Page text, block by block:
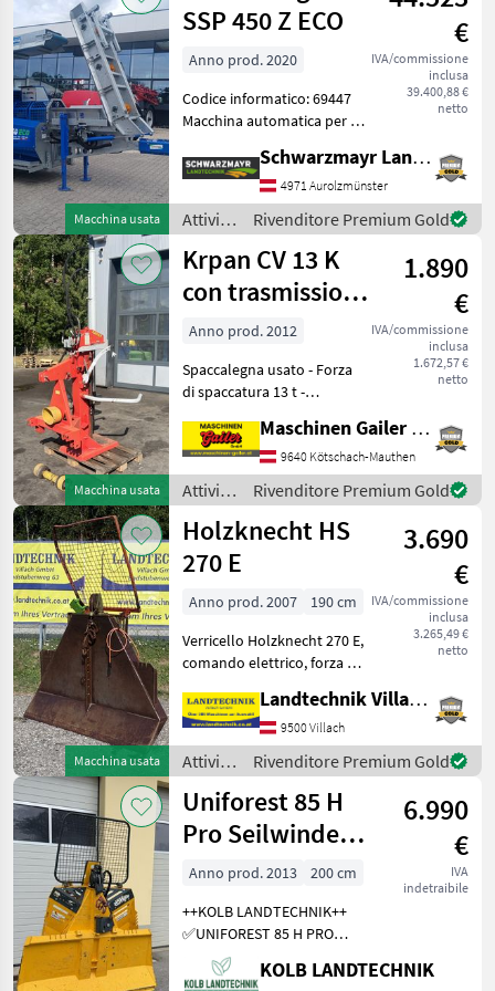
lavorazione
del
legno /
Macchina usata
SSP 450 Z ECO
€
IVA/commissione
inclusa
39.400,88 €
netto
Anno prod. 2020
Codice informatico: 69447
Macchina automatica per il
ore di funzionamento -
anno di costruzione 2020 -
con telaio - con nastro
trasp
Schwarzmayr Landtechnik GmbH - Aurolzmünster
4971 Aurolzmünster
Attività
forestali
e
lavorazione
del
legno /
Rivenditore Premium Gold
Macchina usata
Krpan CV 13 K
con trasmissione
a presa di forza
1.890
€
IVA/commissione
inclusa
1.672,57 €
netto
Anno prod. 2012
Spaccalegna usato - Forza
di spaccatura 13 t -
110 cm - Azionamento
tramite presa di forza -
Albero cardanico -
Sollevatore meccanico pe
Maschinen Gailer GmbH
9640 Kötschach-Mauthen
Attività
forestali
e
lavorazione
del
legno /
Rivenditore Premium Gold
Macchina usata
Holzknecht HS
270 E
3.690
€
IVA/commissione
inclusa
3.265,49 €
netto
Anno prod. 2007
190 cm
Verricello Holzknecht 270 E,
comando elettrico, forza di
protezione, 4 scivoli per
fune, gancio terminale e
albero articolato, supporto
per
Landtechnik Villach GmbH
9500 Villach
Attività
forestali
e
lavorazione
del
legno /
Rivenditore Premium Gold
Uniforest 85 H
Pro Seilwinde
Funkseilwinde
6.990
€
IVA
indetraibile
Anno prod. 2013
200 cm
++KOLB LANDTECHNIK++
✅UNIFOREST 85 H PRO
Funkseilwinde ✅8, 5t
Zugkraft ✅200cmKOLB LANDTECHNIK